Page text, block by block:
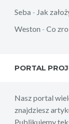
Seba - Jak
Weston - Co
PORTAL
Nasz portal
znajdziesz
Publikujemy